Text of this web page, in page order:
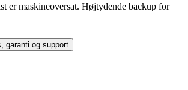
er maskineoversat. Højtydende backup for
garanti og support